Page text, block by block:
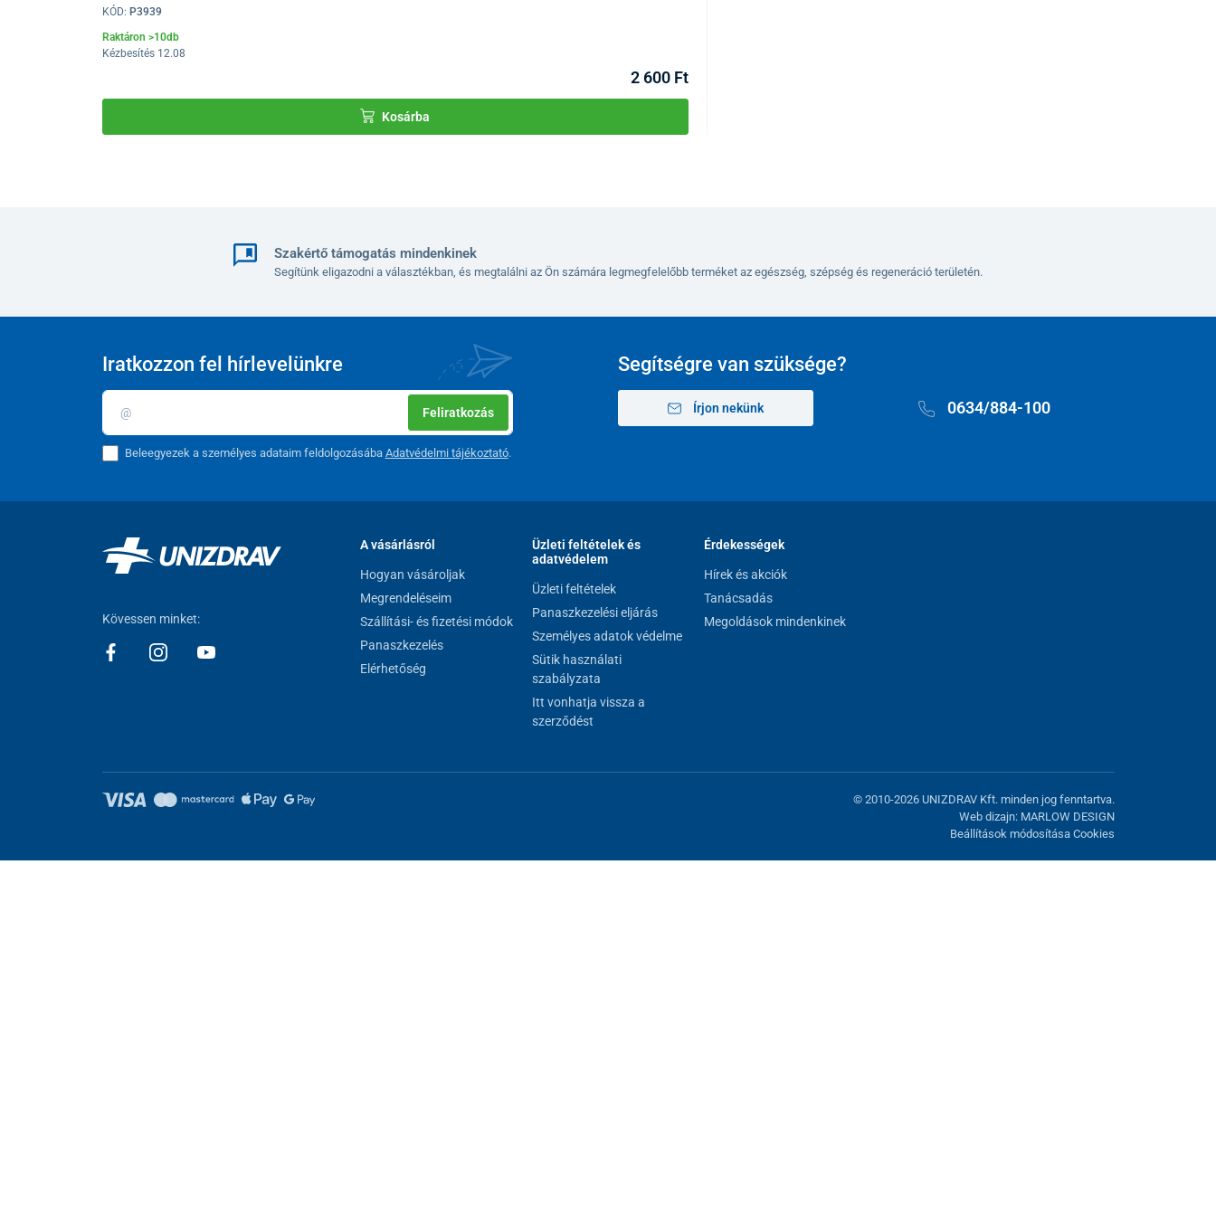
KÓD: P3939
Raktáron >10db
Kézbesítés 12.08
2 600 Ft
Kosárba
Szakértő támogatás mindenkinek
Segítünk eligazodni a választékban, és megtalálni az Ön számára legmegfelelőbb terméket az egészség, szépség és regeneráció területén.
Segítségre van szüksége?
Írjon nekünk 0634/884-100
Iratkozzon fel hírlevelünkre
Feliratkozás
Beleegyezek a személyes adataim feldolgozásába Adatvédelmi tájékoztató.
Kövessen minket:
A vásárlásról
Hogyan vásároljak
Megrendeléseim
Szállítási- és fizetési módok
Panaszkezelés
Elérhetőség
Üzleti feltételek és
adatvédelem
Üzleti feltételek
Panaszkezelési eljárás
Személyes adatok védelme
Sütik használati
szabályzata
Itt vonhatja vissza a
szerződést
Érdekességek
Hírek és akciók
Tanácsadás
Megoldások mindenkinek
© 2010-2026 UNIZDRAV Kft. minden jog fenntartva.
Web dizajn: MARLOW DESIGN
Beállítások módosítása Cookies